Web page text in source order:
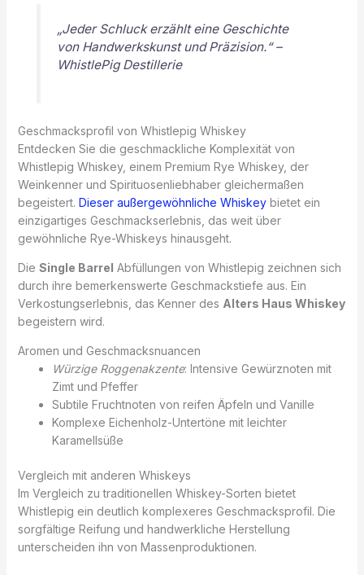
„Jeder Schluck erzählt eine Geschichte
von Handwerkskunst und Präzision.“ –
WhistlePig Destillerie
Geschmacksprofil von Whistlepig Whiskey
Entdecken Sie die geschmackliche Komplexität von
Whistlepig Whiskey, einem Premium Rye Whiskey, der
Weinkenner und Spirituosenliebhaber gleichermaßen
begeistert. Dieser außergewöhnliche Whiskeybietet ein
einzigartiges Geschmackserlebnis, das weit über
gewöhnliche Rye-Whiskeys hinausgeht.
Die Single Barrel Abfüllungen von Whistlepig zeichnen sich
durch ihre bemerkenswerte Geschmackstiefe aus. Ein
Verkostungserlebnis, das Kenner des Alters Haus Whiskey
begeistern wird.
Aromen und Geschmacksnuancen
Würzige Roggenakzente: Intensive Gewürznoten mit
Zimt und Pfeffer
Subtile Fruchtnoten von reifen Äpfeln und Vanille
Komplexe Eichenholz-Untertöne mit leichter
Karamellsüße
Vergleich mit anderen Whiskeys
Im Vergleich zu traditionellen Whiskey-Sorten bietet
Whistlepig ein deutlich komplexeres Geschmacksprofil. Die
sorgfältige Reifung und handwerkliche Herstellung
unterscheiden ihn von Massenproduktionen.